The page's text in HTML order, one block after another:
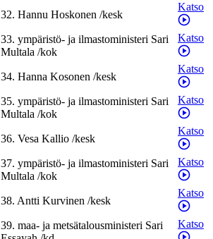
32. Hannu Hoskonen /kesk
Katso
33. ympäristö- ja ilmastoministeri Sari
Multala /kok
Katso
34. Hanna Kosonen /kesk
Katso
35. ympäristö- ja ilmastoministeri Sari
Multala /kok
Katso
36. Vesa Kallio /kesk
Katso
37. ympäristö- ja ilmastoministeri Sari
Multala /kok
Katso
38. Antti Kurvinen /kesk
Katso
39. maa- ja metsätalousministeri Sari
Katso